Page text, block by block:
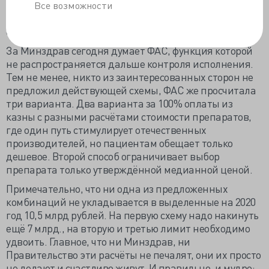
Все возможности
для переживших сердечно-сосудистое событие, начав
сути страхования.
За Минздрав сегодня думает ФАС, функция которой
не распространяется дальше контроля исполнения.
Тем не менее, никто из заинтересованных сторон не
предложил действующей схемы, ФАС же просчитала
три варианта. Два варианта за 100% оплаты из
казны с разными расчётами стоимости препаратов,
где один путь стимулирует отечественных
производителей, но пациентам обещает только
дешевое. Второй способ ограничивает выбор
препарата только утверждённой медианной ценой.
Примечательно, что ни одна из предложенных
комбинаций не укладывается в выделенные на 2020
год 10,5 млрд рублей. На первую схему надо накинуть
ещё 7 млрд., на вторую и третью лимит необходимо
удвоить. Главное, что ни Минздрав, ни
Правительство эти расчёты не печалят, они их просто